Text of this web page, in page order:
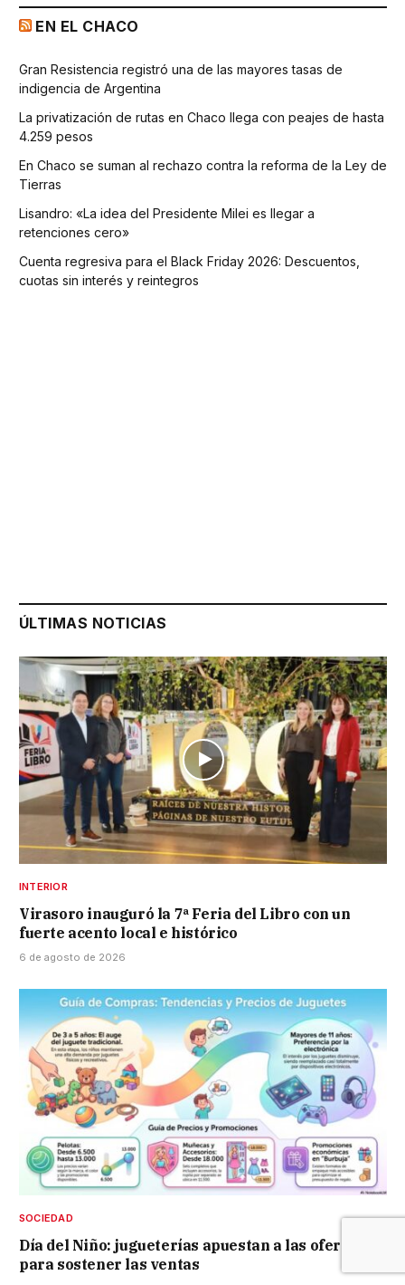
EN EL CHACO
Gran Resistencia registró una de las mayores tasas de
indigencia de Argentina
La privatización de rutas en Chaco llega con peajes de hasta
4.259 pesos
En Chaco se suman al rechazo contra la reforma de la Ley de
Tierras
Lisandro: «La idea del Presidente Milei es llegar a
retenciones cero»
Cuenta regresiva para el Black Friday 2026: Descuentos,
cuotas sin interés y reintegros
ÚLTIMAS NOTICIAS
INTERIOR
Virasoro inauguró la 7ª Feria del Libro con un
fuerte acento local e histórico
6 de agosto de 2026
SOCIEDAD
Día del Niño: jugueterías apuestan a las ofertas
para sostener las ventas